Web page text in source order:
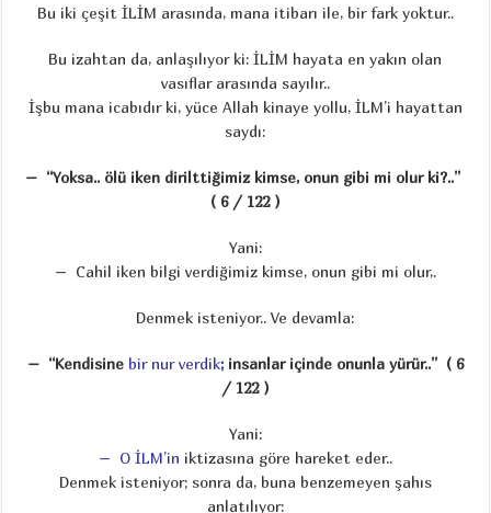
Bu iki çeşit İLİM arasında, mana itibarı ile, bir fark yoktur..
Bu izahtan da, anlaşılıyor ki: İLİM hayata en yakın olan
vasıflar arasında sayılır..
İşbu mana icabıdır ki, yüce Allah kinaye yollu, İLM’i hayattan
saydı:
– “Yoksa.. ölü iken dirilttiğimiz kimse, onun gibi mi olur ki?..”
( 6 / 122 )
Yani:
– Cahil iken bilgi verdiğimiz kimse, onun gibi mi olur,.
Denmek isteniyor.. Ve devamla:
– “Kendisine bir nur verdik;insanlar içinde onunla yürür..” ( 6
/ 122 )
Yani:
– O İLM’in iktizasına göre hareket eder..
Denmek isteniyor; sonra da, buna benzemeyen şahıs
anlatılıyor: